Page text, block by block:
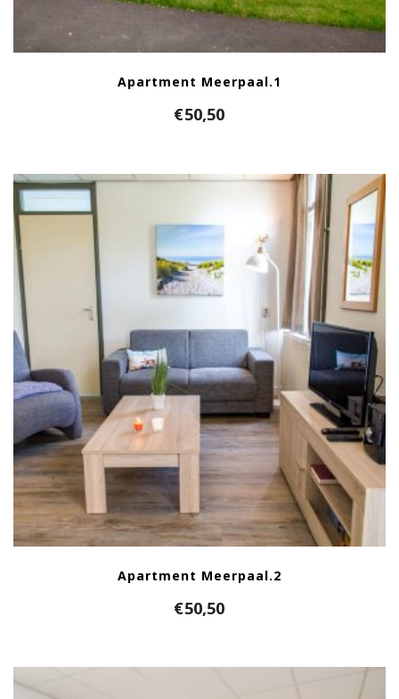
Apartment Meerpaal.1
€50,50
Apartment Meerpaal.2
€50,50